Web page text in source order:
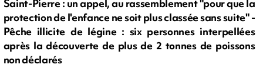
Saint-Pierre : un appel, au rassemblement "pour que la
protection de l'enfance ne soit plus classée sans suite" -
Pêche illicite de légine : six personnes interpellées
après la découverte de plus de 2 tonnes de poissons
non déclarés